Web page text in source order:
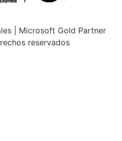
| Microsoft Gold Partner
reservados